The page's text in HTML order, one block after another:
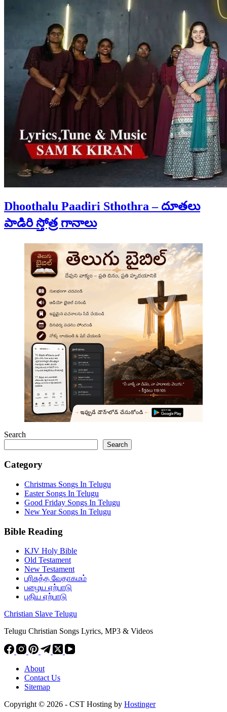
Dhoothalu Paadiri Sthothra – దూతలు
పాడిరి స్తోత్ర గానాలు
Search
Search
Category
Christmas Songs In Telugu
Easter Songs In Telugu
Good Friday Songs In Telugu
New Year Songs In Telugu
Bible Reading
KJV Holy Bible
Old Testament
New Testament
பரிசுத்த வேதாகமம்
பழைய ஏற்பாடு
புதிய ஏற்பாடு
Christian Slave Telugu
Telugu Christian Songs Lyrics, MP3 & Videos
About
Contact Us
Sitemap
Copyright © 2026 - CST Hosting by Hostinger